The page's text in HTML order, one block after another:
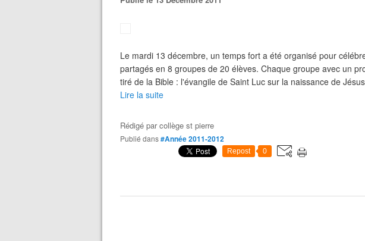
Le mardi 13 décembre, un temps fort a été organisé pour
partagés en 8 groupes de 20 élèves. Chaque groupe avec un
tiré de la Bible : l'évangile de Saint Luc sur la naissance de
Lire la suite
Rédigé parcollège st pierre
Publié dans#Année 2011-2012
Repost 0